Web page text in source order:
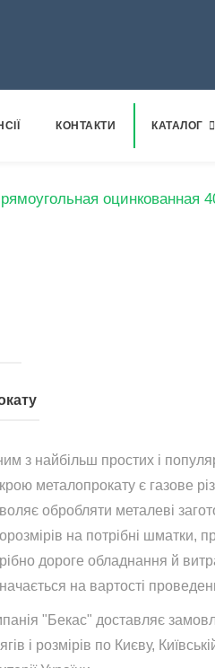
КОНТАКТИ КАТАЛОГ
оцинкованная
з найбільш простих і
металопрокату є газове
обробляти металеві
на потрібні шматки,
дороге обладнання й
на вартості
"Бекас" доставляє
і розмірів по Києву,